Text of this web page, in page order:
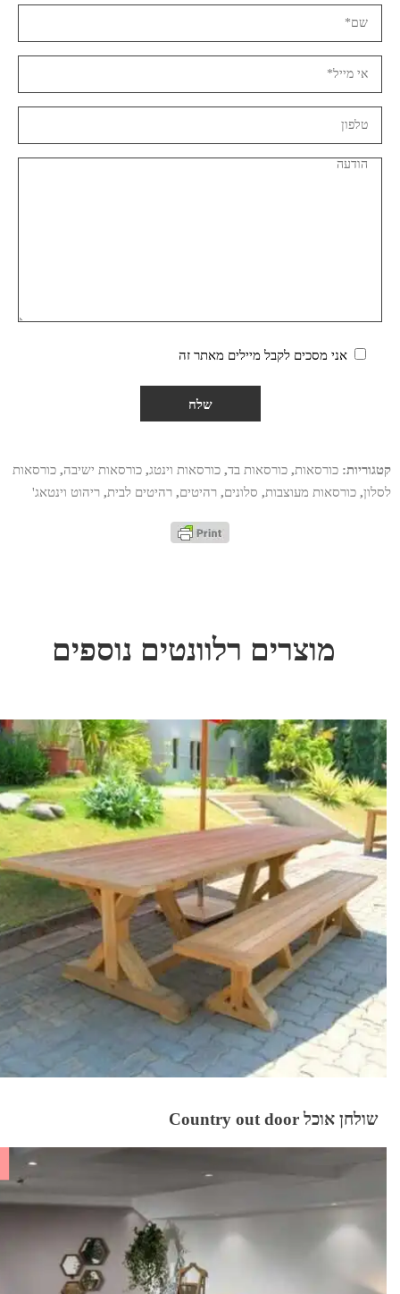
אני מסכים לקבל מיילים מאתר זה
קטגוריות: כורסאות, כורסאות בד, כורסאות וינטג, כורסאות ישיבה, כורסאות
לסלון, כורסאות מעוצבות, סלונים, רהיטים, רהיטים לבית, ריהוט וינטאג'
מוצרים רלוונטים נוספים
שולחן אוכל Country out door